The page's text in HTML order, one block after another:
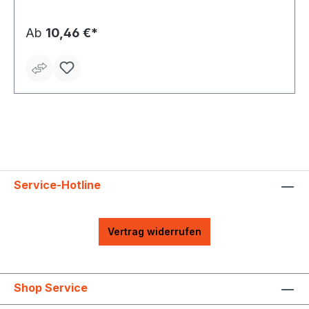
Ab 10,46 €*
Service-Hotline
Vertrag widerrufen
Shop Service